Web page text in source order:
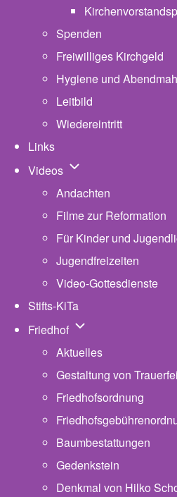
Spenden
Freiwilliges Kirchgeld
Hygiene und
Leitbild
Wiedereintritt
Links
Videos Unternavigation von
Andachten
Filme zur Reformation
Für Kinder und
Jugendfreizeiten
Video-Gottesdienste
Stifts-KiTa
Friedhof Unternavigation von
Aktuelles
Gestaltung von
Friedhofsordnung
Baumbestattungen
Gedenkstein
Denkmal von Hilko